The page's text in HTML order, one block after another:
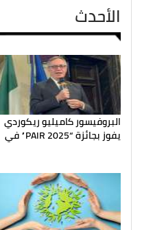
الأحدث
البروفيسور كاميليو ريكوردي
يفوز بجائزة “PAIR 2025” في